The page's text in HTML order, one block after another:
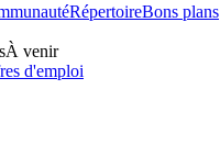
RépertoireBons plans
À venir
d'emploi